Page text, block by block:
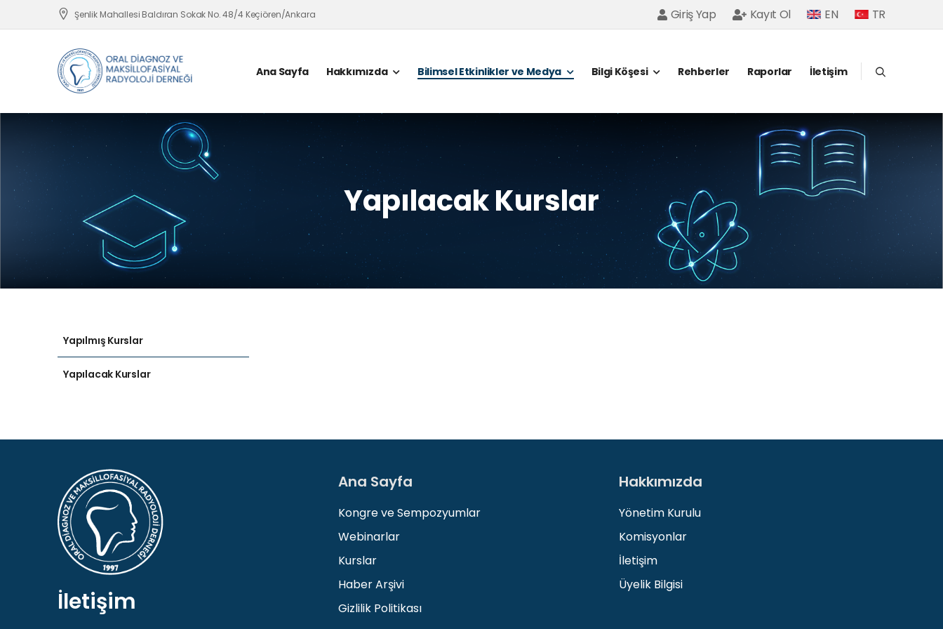
Şenlik Mahallesi Baldıran Sokak No. 48/4 Keçiören/Ankara Giriş Yap Kayıt Ol EN TR
Ana Sayfa Hakkımızda Bilimsel Etkinlikler ve Medya Bilgi Köşesi Rehberler Raporlar İletişim
Yapılacak Kurslar
Yapılmış Kurslar
Yapılacak Kurslar
İletişim
Ana Sayfa
Kongre ve Sempozyumlar
Webinarlar
Kurslar
Haber Arşivi
Gizlilik Politikası
Hakkımızda
Yönetim Kurulu
Komisyonlar
İletişim
Üyelik Bilgisi